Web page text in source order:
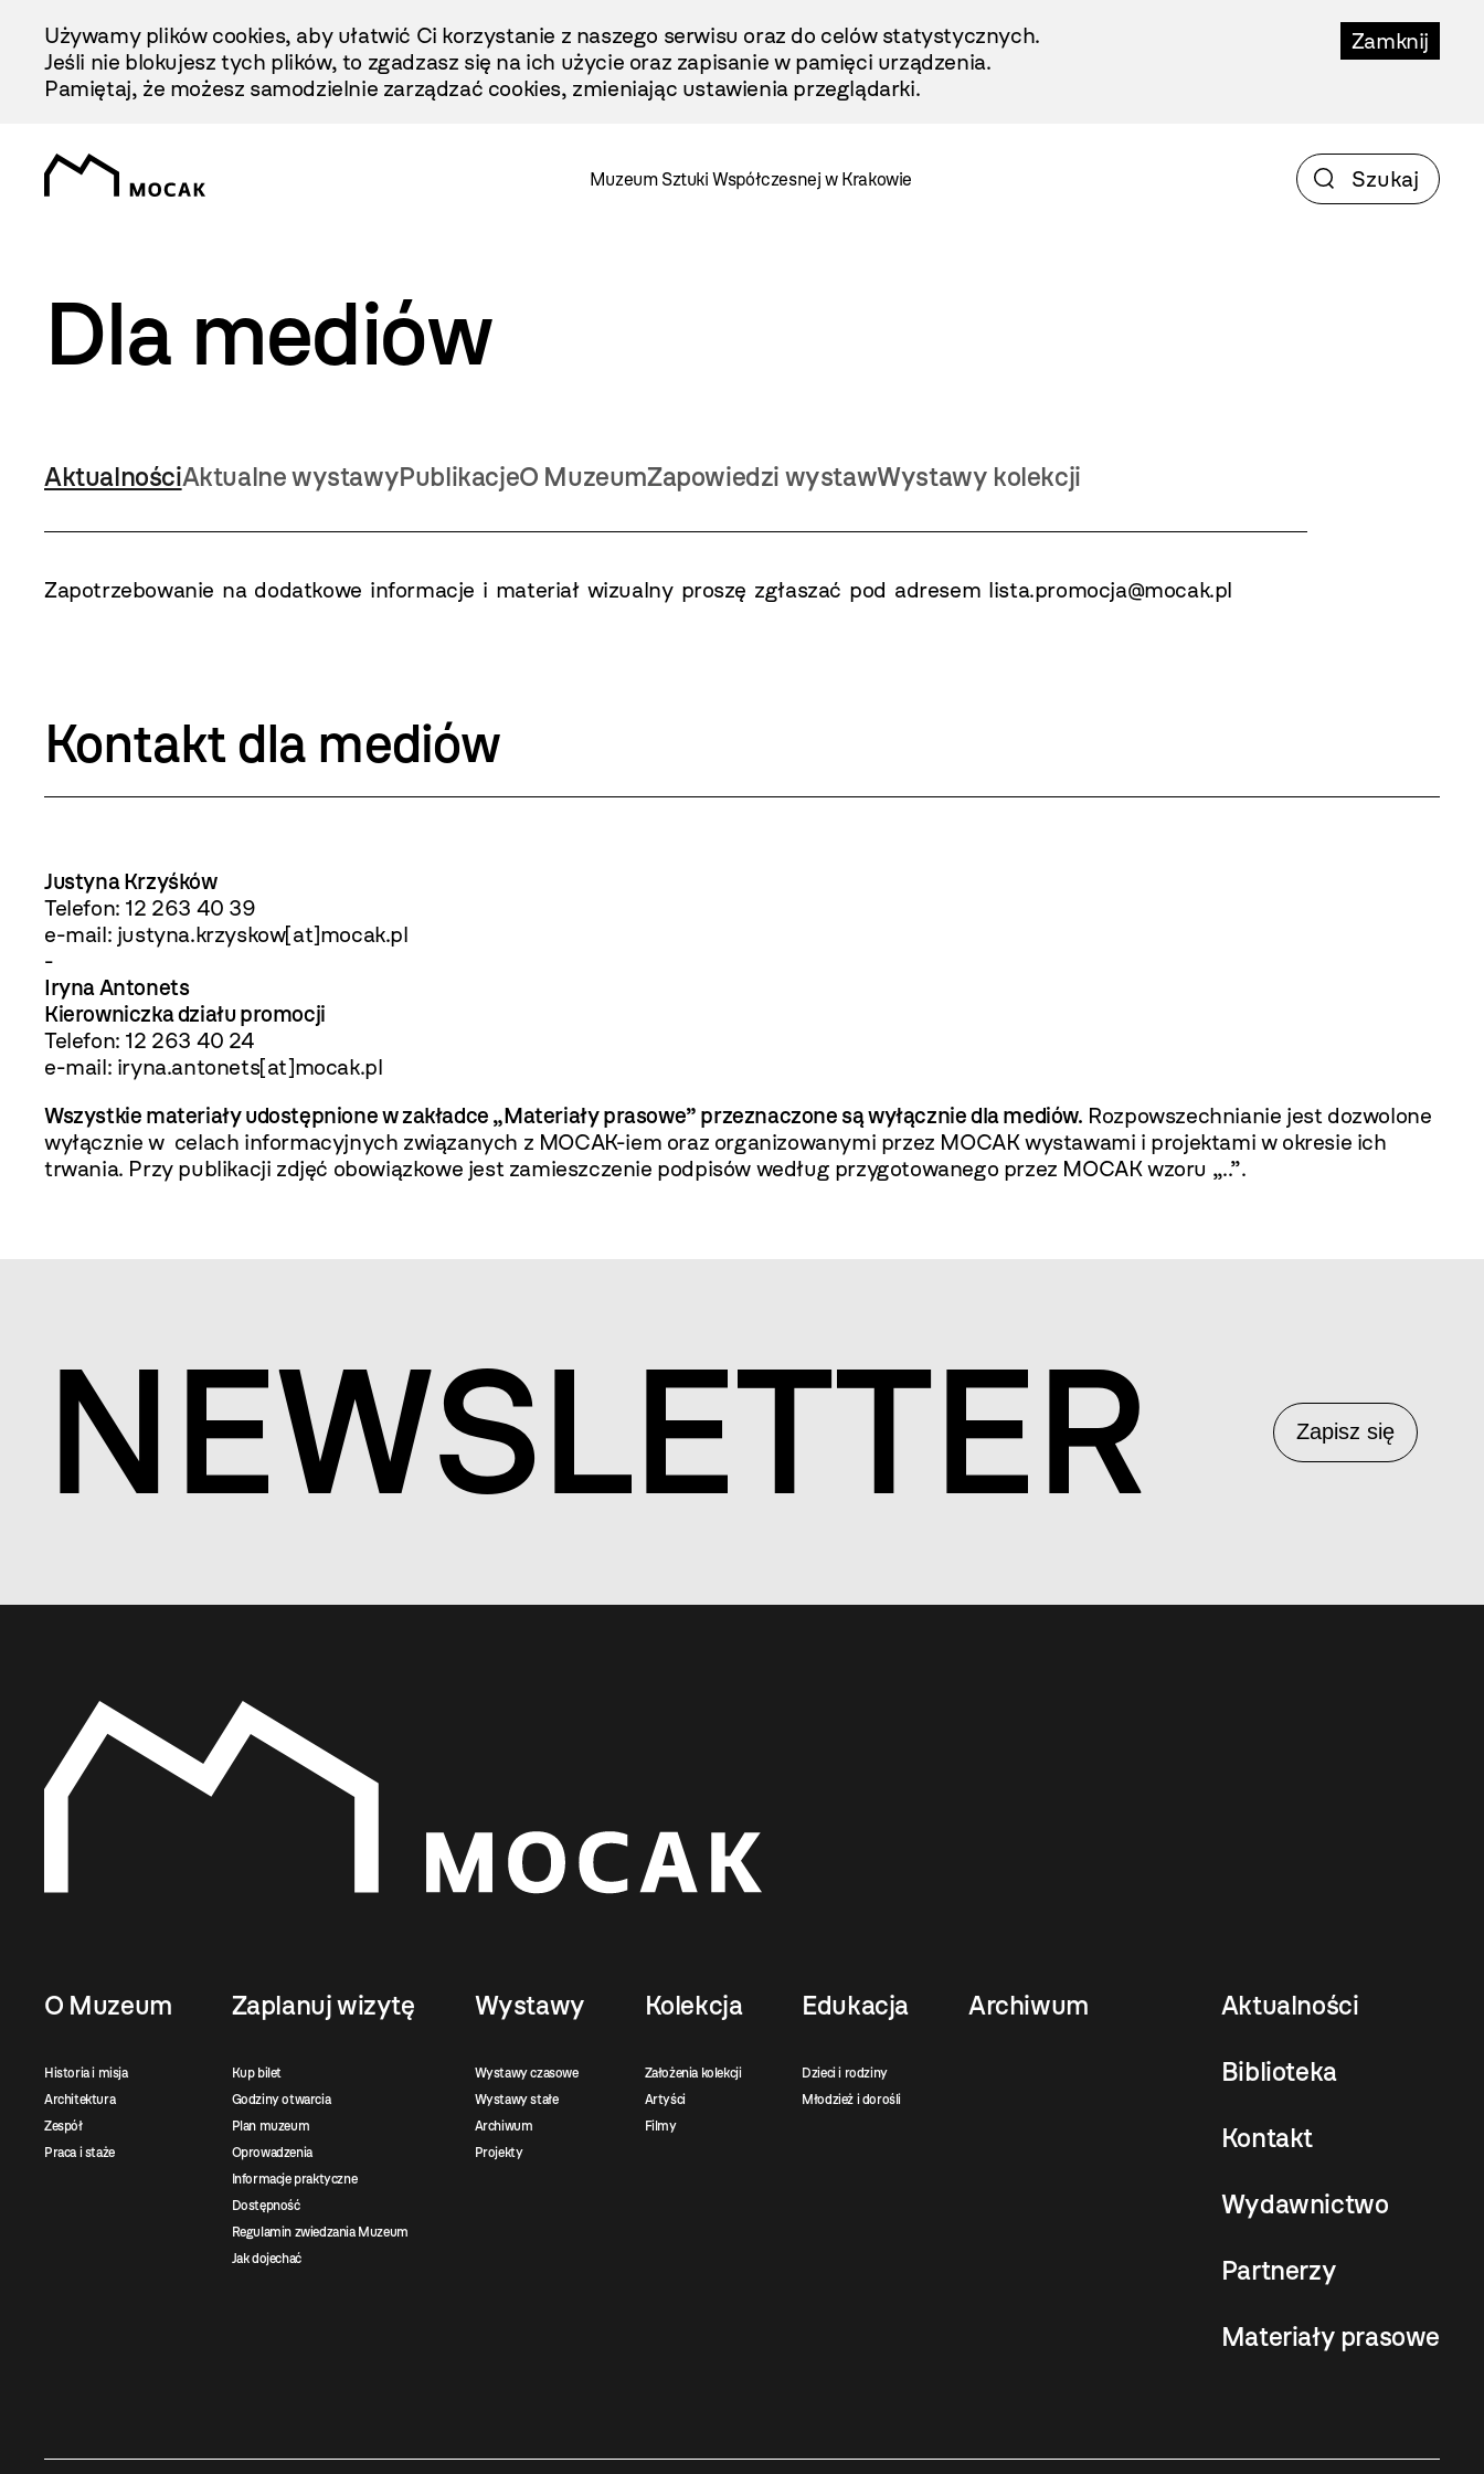
Treści
Zamknij
Używamy plików cookies, aby ułatwić Ci korzystanie z naszego serwisu oraz do celów statystycznych.
Jeśli nie blokujesz tych plików, to zgadzasz się na ich użycie oraz zapisanie w pamięci urządzenia.
Pamiętaj, że możesz samodzielnie zarządzać cookies, zmieniając ustawienia przeglądarki.
Muzeum Sztuki Współczesnej w Krakowie
Dla mediów
AktualnościAktualne wystawyPublikacjeO MuzeumZapowiedzi wystawWystawy kolekcji
Zapotrzebowanie na dodatkowe informacje i materiał wizualny proszę zgłaszać pod adresem lista.promocja@mocak.pl
Kontakt dla mediów
Justyna Krzyśków
Telefon: 12 263 40 39
e-mail: justyna.krzyskow[at]mocak.pl
-
Iryna Antonets
Kierowniczka działu promocji
Telefon: 12 263 40 24
e-mail: iryna.antonets[at]mocak.pl
Wszystkie materiały udostępnione w zakładce „Materiały prasowe” przeznaczone są wyłącznie dla mediów. Rozpowszechnianie jest dozwolone
wyłącznie w celach informacyjnych związanych z MOCAK-iem oraz organizowanymi przez MOCAK wystawami i projektami w okresie ich
trwania. Przy publikacji zdjęć obowiązkowe jest zamieszczenie podpisów według przygotowanego przez MOCAK wzoru „..”.
Zapisz się
NEWSLETTER
O Muzeum
Historia i misja
Architektura
Zespół
Praca i staże
Zaplanuj wizytę
Kup bilet
Godziny otwarcia
Plan muzeum
Oprowadzenia
Informacje praktyczne
Dostępność
Regulamin zwiedzania Muzeum
Jak dojechać
Wystawy
Wystawy czasowe
Wystawy stałe
Archiwum
Projekty
Kolekcja
Założenia kolekcji
Artyści
Filmy
Edukacja
Dzieci i rodziny
Młodzież i dorośli
Archiwum Aktualności
Biblioteka
Kontakt
Wydawnictwo
Partnerzy
Materiały prasowe